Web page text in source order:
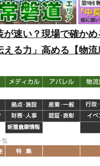
速い？現場で確か
える力」高める【物
覧